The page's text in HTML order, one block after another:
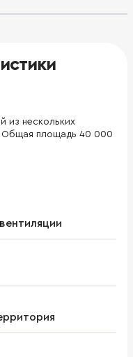
из нескольких
Общая площадь 40 000